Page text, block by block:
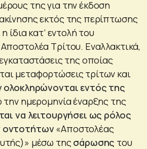
της για την έκδοση
εκτός της περίπτωσης
ίδια κατ’ εντολή του
Τρίτου. Εναλλακτικά,
της οποίας
μεταφορτώσεις τρίτων και
ολοκληρώνονται εντός της
ημερομηνία έναρξης της
να λειτουργήσει ως ρόλος
οντοτήτων«Αποστολέας
μέσω τηςσάρωσης του